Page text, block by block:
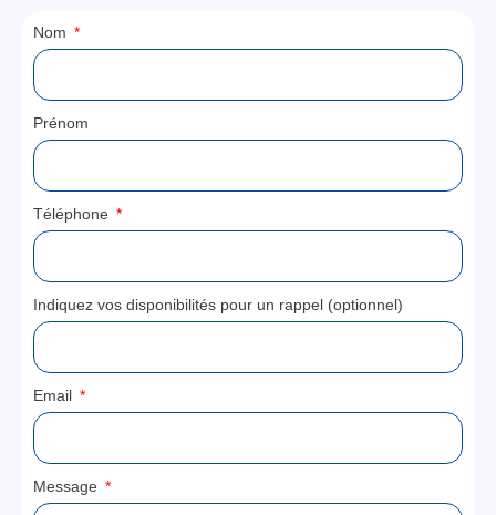
Nom
Prénom
Téléphone
Indiquez vos disponibilités pour un rappel (optionnel)
Email
Message